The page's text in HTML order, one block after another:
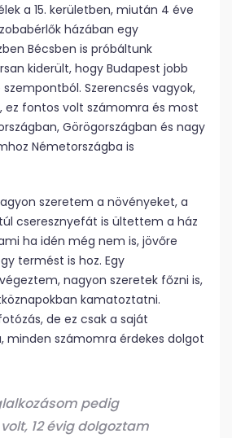
a 15. kerületben, miután 4 éve
házában egy
Bécsben is próbáltunk
kiderült, hogy Budapest jobb
Szerencsés vagyok,
ez fontos volt számomra és most
Görögországban és nagy
Németországba is
szeretem a növényeket, a
cseresznyefát is ültettem a ház
ha idén még nem is, jövőre
termést is hoz. Egy
nagyon szeretek főzni is,
kamatoztatni.
de ez csak a saját
minden számomra érdekes dolgot
pedig
12 évig dolgoztam